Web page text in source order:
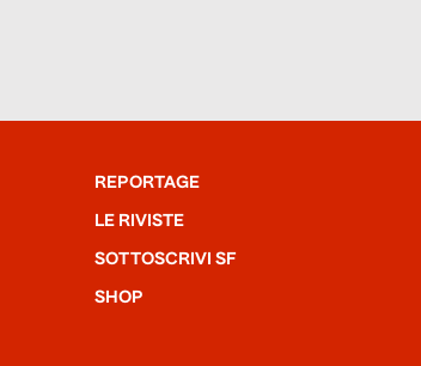
REPORTAGE
LE RIVISTE
SOTTOSCRIVI SF
SHOP